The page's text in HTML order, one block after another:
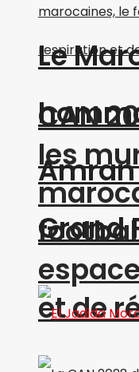
CAN
les
et de
Le
Grand